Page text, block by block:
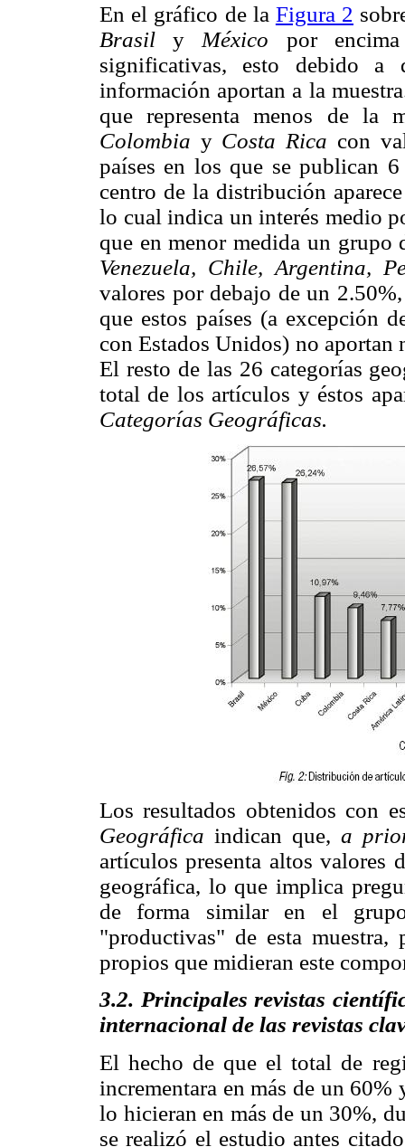
En el gráfico de la Figura 2
Brasily México por
significativas, esto debido a
información aportan a la
que representa menos de la
Colombia y Costa Rica con
países en los que se publican
centro de la distribución
lo cual indica un interés medio
que en menor medida un grupo
Venezuela, Chile, Argentina,
valores por debajo de un
que estos países (a excepción
con Estados Unidos) no
El resto de las 26 categorías
total de los artículos y éstos
Categorías Geográficas.
Los resultados obtenidos con
Geográfica indican que, a
artículos presenta altos valores
geográfica, lo que implica
de forma similar en el
"productivas" de esta
propios que midieran este
3.2. Principales revistas
internacional de las revistas
El hecho de que el total de
incrementara en más de un
lo hicieran en más de un 30%,
se realizó el estudio antes